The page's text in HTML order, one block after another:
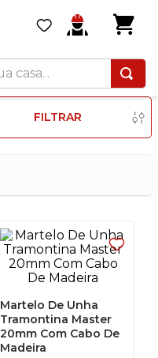
FILTRAR
Martelo De Unha
Tramontina Master
20mm Com Cabo De
Madeira